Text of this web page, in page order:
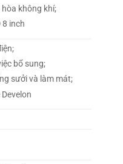
không khí;
8 inch
bổ sung;
sưởi và làm mát;